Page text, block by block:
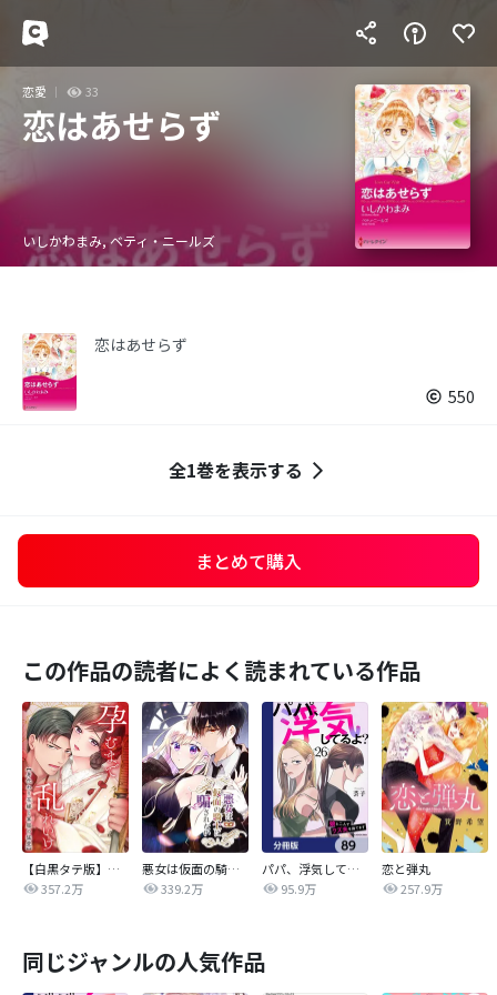
恋愛 33
恋はあせらず
いしかわまみ, ベティ・ニールズ
恋はあせらず
550
全1巻を表示する
まとめて購入
この作品の読者によく読まれている作品
【白黒タテ版】孕むまで乱れいけ～身代わり花嫁と軍服の猛愛
357.2万
悪女は仮面の騎士に騙されない
339.2万
パパ、浮気してるよ？娘と二人でクズ夫を捨てます【分冊版】
95.9万
恋と弾丸
257.9万
同じジャンルの人気作品